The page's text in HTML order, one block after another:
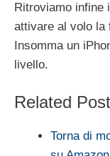
Ritroviamo infine
attivare al volo la
Insomma un
livello.
Related
Torna di